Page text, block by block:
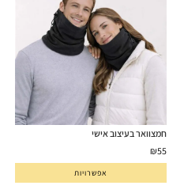
חמצוואר בעיצוב אישי
₪55
אפשרויות